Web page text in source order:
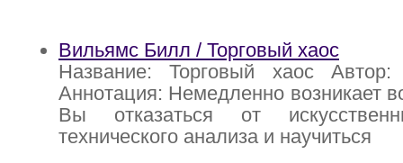
Вильямс Билл / Торговый хаос
Название: Торговый хаос
Аннотация: Немедленно возникает
Вы отказаться от
технического анализа и научиться